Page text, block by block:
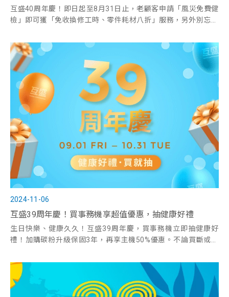
互盛40周年慶！即日起至8月31日止，老顧客申請「風災免費健
檢」即可獲「免收換修工時、零件耗材八折」服務，另外別忘了
2024-11-06
互盛39周年慶！買事務機享超值優惠，抽健康好禮
生日快樂、健康久久！互盛39周年慶，買事務機立即抽健康好
禮！加購碳粉升級保固3年，再享主機50%優惠。不論買斷或租